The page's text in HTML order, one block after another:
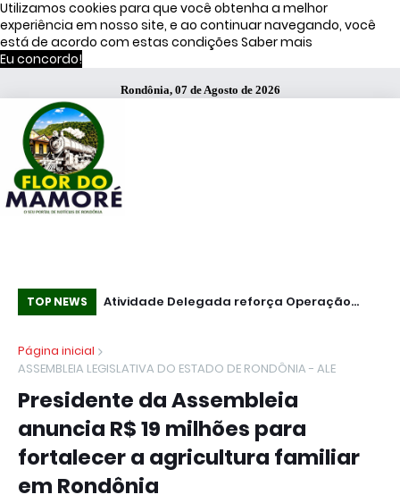
Utilizamos cookies para que você obtenha a melhor
experiência em nosso site, e ao continuar navegando, você
está de acordo com estas condições Saber mais
Eu concordo!
Rondônia, 07 de Agosto de 2026
TOP NEWS
de Moraes
Atividade Delegada reforça Operação
Página inicial
ASSEMBLEIA LEGISLATIVA DO ESTADO DE RONDÔNIA - ALE
Presidente da Assembleia
anuncia R$ 19 milhões para
fortalecer a agricultura familiar
em Rondônia